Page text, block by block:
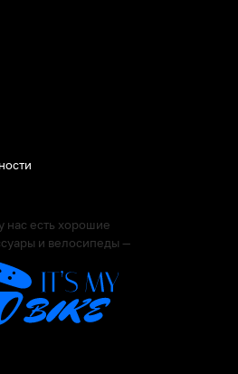
нас есть хорошие
и велосипеды —